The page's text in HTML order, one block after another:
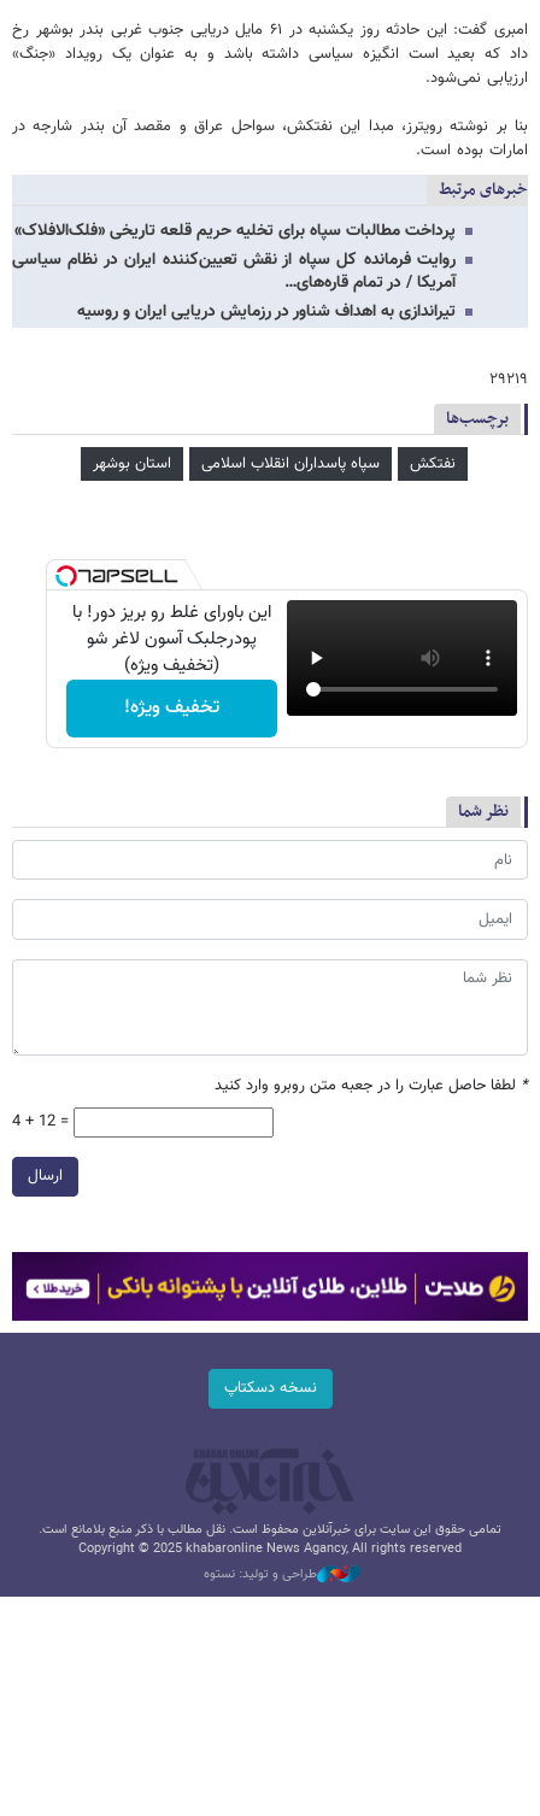
امبری گفت: این حادثه روز یکشنبه در ۶۱ مایل دریایی جنوب غربی بندر بوشهر رخ
داد که بعید است انگیزه سیاسی داشته باشد و به عنوان یک رویداد «جنگ»
ارزیابی نمی‌شود.
بنا بر نوشته رویترز، مبدا این نفتکش، سواحل عراق و مقصد آن بندر شارجه در
امارات بوده است.
خبرهای مرتبط
پرداخت مطالبات سپاه برای تخلیه حریم قلعه تاریخی «فلک‌الافلاک»
روایت فرمانده کل سپاه از نقش تعیین‌کننده ایران در نظام سیاسی
آمریکا / در تمام قاره‌های…
تیراندازی به اهداف شناور در رزمایش دریایی ایران و روسیه
۲۹۲۱۹
برچسب‌ها
نفتکش سپاه پاسداران انقلاب اسلامی استان بوشهر
این باورای غلط رو بریز دور! با
پودرجلبک آسون لاغر شو
(تخفیف ویژه)
تخفیف ویژه!
نظر شما
* لطفا حاصل عبارت را در جعبه متن روبرو وارد کنید
4 + 12 =
ارسال
نسخه دسکتاپ
تمامی حقوق این سایت برای خبرآنلاین محفوظ است. نقل مطالب با ذکر منبع بلامانع است.
Copyright © 2025 khabaronline News Agancy, All rights reserved
طراحی و تولید: نستوه